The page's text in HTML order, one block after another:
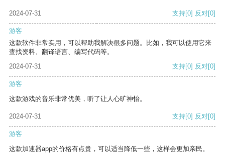
2024-07-31 支持[0] 反对[0]
游客
这款软件非常实用，可以帮助我解决很多问题。比如，我可以使用它来
查找资料、翻译语言、编写代码等。
2024-07-31
支持[0] 反对[0]
游客
这款游戏的音乐非常优美，听了让人心旷神怡。
2024-07-31 支持[0] 反对[0]
游客
这款加速器app的价格有点贵，可以适当降低一些，这样会更加亲民。